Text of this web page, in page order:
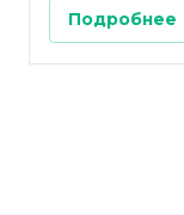
Подробнее